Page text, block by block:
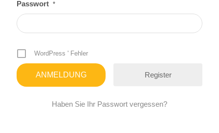
Passwort *
WordPress ' Fehler
Register
Haben Sie Ihr Passwort vergessen?